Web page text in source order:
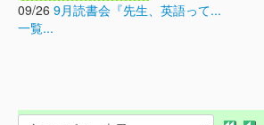
09/26 9月読書会『先生、英語って...
一覧...